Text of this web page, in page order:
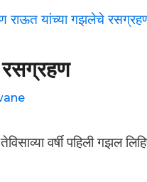
वर्षी पहिली गझल